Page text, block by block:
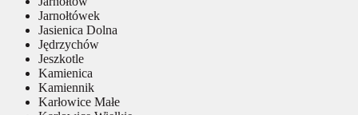
Jarnołtówek
Jasienica Dolna
Jędrzychów
Jeszkotle
Kamienica
Kamiennik
Karłowice Małe